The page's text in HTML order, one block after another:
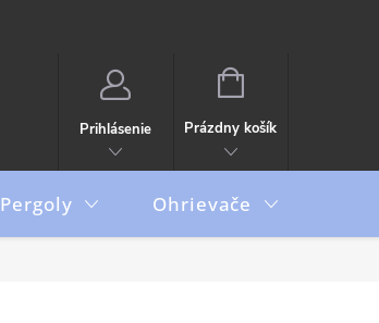
Prihlásenie
NÁKUPNÝ
Prázdny košík
Pergoly Ohrievače